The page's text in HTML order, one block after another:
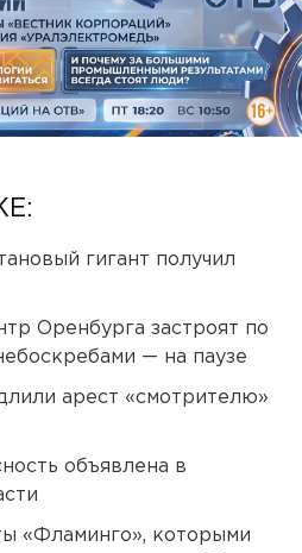
гигант получил
Оренбурга застроят по
— на паузе
арест «смотрителю»
объявлена в
«Фламинго», которыми